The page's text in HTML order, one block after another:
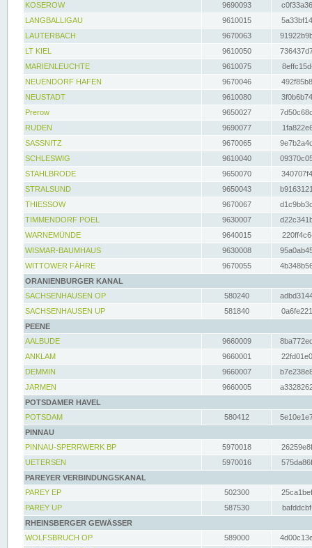
KOSEROW
9690093
LANGBALLIGAU
9610015
LAUTERBACH
9670063
LT KIEL
9610050
MARIENLEUCHTE
9610075
NEUENDORF HAFEN
9670046
NEUSTADT
9610080
Prerow
9650027
RUDEN
9690077
SASSNITZ
9670065
SCHLESWIG
9610040
STAHLBRODE
9650070
STRALSUND
9650043
THIESSOW
9670067
TIMMENDORF POEL
9630007
WARNEMÜNDE
9640015
WISMAR-BAUMHAUS
9630008
WITTOWER FÄHRE
9670055
ORANIENBURGER KANAL
SACHSENHAUSEN OP
580240
SACHSENHAUSEN UP
581840
PEENE
AALBUDE
9660009
ANKLAM
9660001
DEMMIN
9660007
JARMEN
9660005
POTSDAMER HAVEL
POTSDAM
580412
PINNAU
PINNAU-SPERRWERK BP
5970018
UETERSEN
5970016
PAREYER VERBINDUNGSKANAL
PAREY EP
502300
PAREY UP
587530
RHEINSBERGER GEWÄSSER
WOLFSBRUCH OP
589000